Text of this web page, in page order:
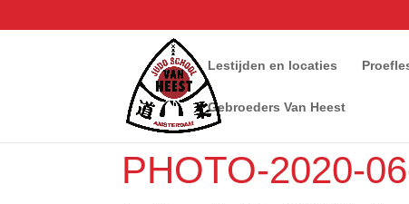
Lestijden en locaties
Gebroeders Van Heest
PHOTO-2020-